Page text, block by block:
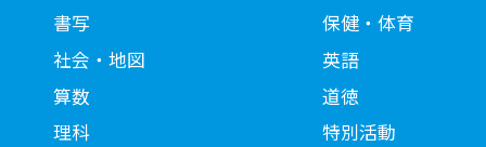
書写
社会・地図
算数
理科
保健・体育
英語
道徳
特別活動